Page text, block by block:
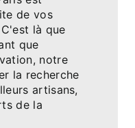
de vos
là que
que
notre
la recherche
artisans,
de la